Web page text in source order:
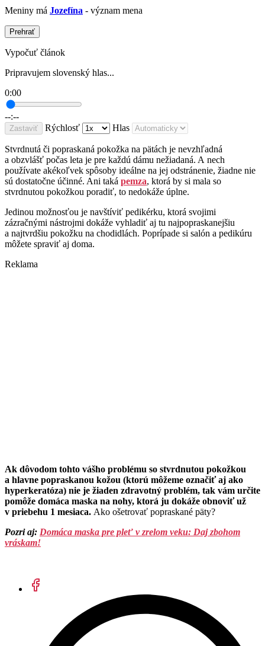
Meniny má Jozefína - význam mena
Prehrať
Vypočuť článok
Pripravujem slovenský hlas...
0:00
--:--
Zastaviť Rýchlosť Hlas
Stvrdnutá či popraskaná pokožka na pätách je nevzhľadná
a obzvlášť počas leta je pre každú dámu nežiadaná. A nech
používate akékoľvek spôsoby ideálne na jej odstránenie, žiadne nie
sú dostatočne účinné. Ani taká pemza, ktorá by si mala so
stvrdnutou pokožkou poradiť, to nedokáže úplne.
Jedinou možnosťou je navštíviť pedikérku, ktorá svojimi
zázračnými nástrojmi dokáže vyhladiť aj tu najpopraskanejšiu
a najtvrdšiu pokožku na chodidlách. Poprípade si salón a pedikúru
môžete spraviť aj doma.
Reklama
Ak dôvodom tohto vášho problému so stvrdnutou pokožkou
a hlavne popraskanou kožou (ktorú môžeme označiť aj ako
hyperkeratóza) nie je žiaden zdravotný problém, tak vám určite
pomôže domáca maska na nohy, ktorá ju dokáže obnoviť už
v priebehu 1 mesiaca. Ako ošetrovať popraskané päty?
Pozri aj: Domáca maska pre pleť v zrelom veku: Daj zbohom
vráskam!